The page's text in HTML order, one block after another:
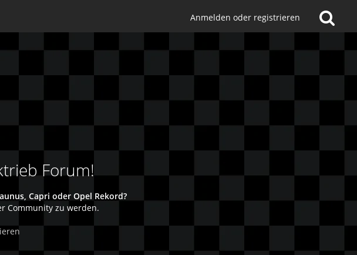
Anmelden oder registrieren
Forum!
Capri oder Opel Rekord?
Community zu werden.